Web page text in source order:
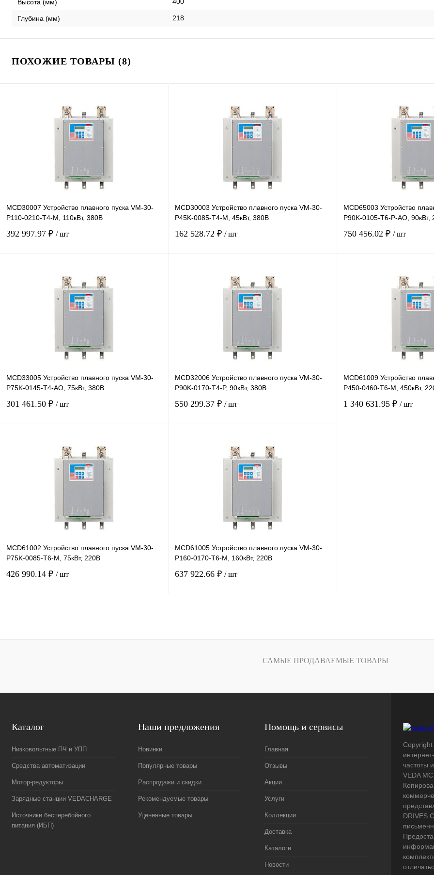
Высота (мм)
Глубина (мм) 218
ПОХОЖИЕ ТОВАРЫ (8)
MCD30007 Устройство плавного пуска VM-30-
P110-0210-T4-M, 110кВт, 380В
392 997.97 ₽ / шт
Купить в 1 клик Сравнение
MCD30003 Устройство плавного пуска VM-30-
P45K-0085-T4-M, 45кВт, 380В
162 528.72 ₽ / шт
Купить в 1 клик Сравнение
MCD65003 Устройство
P90K-0105-T6-P-AO, 90кВт,
750 456.02 ₽ / шт
Купить в 1 клик
MCD33005 Устройство плавного пуска VM-30-
P75K-0145-T4-AO, 75кВт, 380В
301 461.50 ₽ / шт
Купить в 1 клик Сравнение
MCD32006 Устройство плавного пуска VM-30-
P90K-0170-T4-P, 90кВт, 380В
550 299.37 ₽ / шт
Купить в 1 клик Сравнение
MCD61009 Устройство
P450-0460-T6-M, 450кВт,
1 340 631.95 ₽ / шт
MCD61002 Устройство плавного пуска VM-30-
P75K-0085-T6-M, 75кВт, 220В
426 990.14 ₽ / шт
Купить в 1 клик Сравнение
MCD61005 Устройство плавного пуска VM-30-
P160-0170-T6-M, 160кВт, 220В
637 922.66 ₽ / шт
Купить в 1 клик Сравнение
САМЫЕ ПРОДАВАЕМЫЕ ТОВАРЫ
Каталог
Низковольтные ПЧ и УПП
Средства автоматизации
Мотор-редукторы
Зарядные станции VEDACHARGE
Источники бесперебойного
питания (ИБП)
Наши предложения
Новинки
Популярные товары
Распродажи и скидки
Рекомендуемые товары
Уцененные товары
Помощь и сервисы
Главная
Отзывы
Акции
Услуги
Коллекции
Доставка
Каталоги
Новости
частоты
VEDA